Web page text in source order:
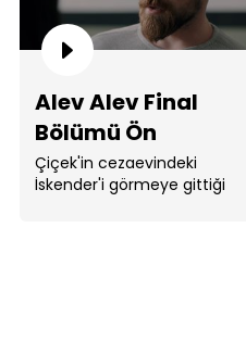
Alev Alev Final
Bölümü Ön
İzlemesi
Çiçek'in cezaevindeki
İskender'i görmeye gittiği